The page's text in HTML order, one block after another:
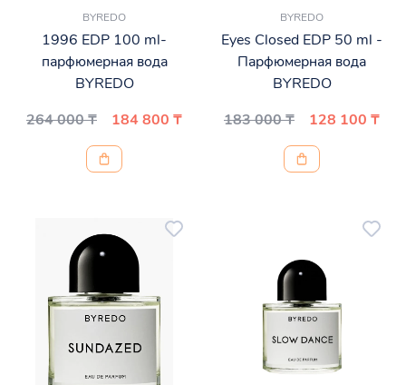
BYREDO
1996 EDP 100 ml-
парфюмерная вода
BYREDO
264 000 ₸
184 800 ₸
BYREDO
Eyes Closed EDP 50 ml -
Парфюмерная вода
BYREDO
183 000 ₸
128 100 ₸